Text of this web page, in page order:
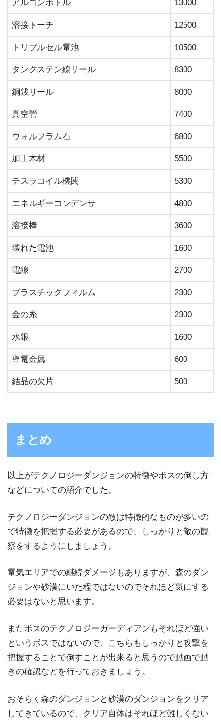
アルゴンボトル 13000
溶接トーチ 12500
トリプルセル電池 10500
タングステン線リール 8300
銅銭リール 8000
真空管 7400
ウォルフラム石 6800
加工木材 5500
テスラコイル機関 5300
エネルギーコンデンサ 4800
溶接棒 3600
壊れた電池 1600
電線 2700
プラスチックフィルム 2300
金の糸 2300
水銀 1600
導電金属 600
結晶の欠片 500
まとめ
以上がテクノロジーダンジョンの特徴やボスの倒し方
などについての紹介でした。
テクノロジーダンジョンの敵は特徴的なものが多いの
で特徴を把握する必要があるので、しっかりと敵の観
察をするようにしましょう。
電気エリアでの継続ダメージもありますが、森のダン
ジョンや砂漠にいた程ではないのでそれほど気にする
必要はないと思います。
またボスのテクノロジーガーディアンもそれほど強い
というボスではないので、こちらもしっかりと攻撃を
把握することで倒すことが出来ると思うので動画で動
きの確認などを行っておきましょう。
おそらく森のダンジョンと砂漠のダンジョンをクリア
してきているので、クリア自体はそれほど難しくない